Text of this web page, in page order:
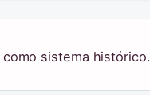
sistema histórico.